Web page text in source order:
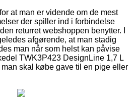
at man er vidende om de mest
der spiller ind i forbindelse
returret webshoppen benytter. I
afgørende, at man stadig
man når som helst kan påvise
TWK3P423 DesignLine 1,7 L
skal købe gave til en pige eller